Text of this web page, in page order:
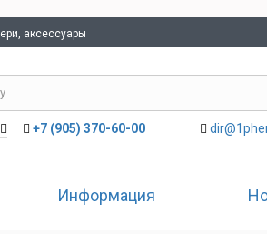
аксессуары
+7 (905) 370-60-00
Информация